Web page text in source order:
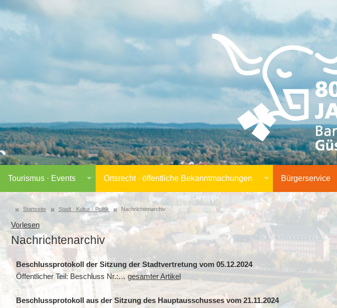
Tourismus · Events Ortsrecht · öffentliche Bekanntmachungen Bürgerservice
Startseite Stadt · Kultur · Politik Nachrichtenarchiv
Vorlesen
Nachrichtenarchiv
Beschlussprotokoll der Sitzung der Stadtvertretung vom 05.12.2024
Öffentlicher Teil: Beschluss Nr.:… gesamter Artikel
Beschlussprotokoll aus der Sitzung des Hauptausschusses vom 21.11.2024